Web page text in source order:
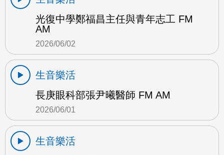
光復中學鄭福昌主任與青年志工 FM
AM
2026/06/02
生音樂活
長庚眼科部張尹曦醫師 FM AM
2026/06/01
生音樂活